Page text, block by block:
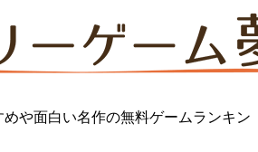
や面白い名作の無料ゲームランキン